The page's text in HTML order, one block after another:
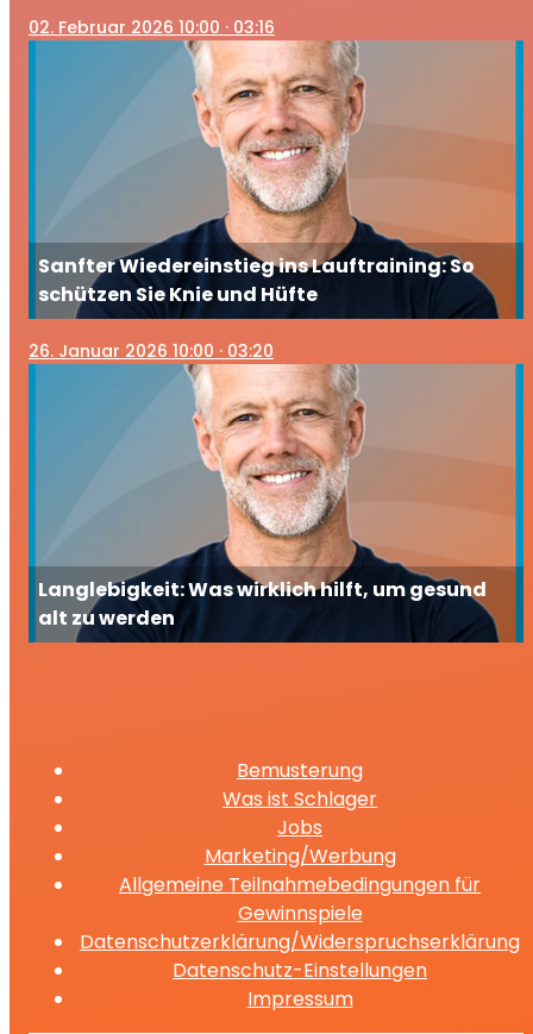
02. Februar 2026 10:00 · 03:16
Sanfter Wiedereinstieg ins Lauftraining: So
schützen Sie Knie und Hüfte
26. Januar 2026 10:00 · 03:20
Langlebigkeit: Was wirklich hilft, um gesund
alt zu werden
Bemusterung
Was ist Schlager
Jobs
Marketing/Werbung
Allgemeine Teilnahmebedingungen für
Gewinnspiele
Datenschutzerklärung/Widerspruchserklärung
Datenschutz-Einstellungen
Impressum